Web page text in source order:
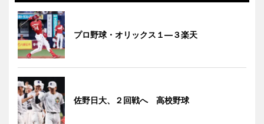
プロ野球・オリックス１―３楽天
佐野日大、２回戦へ 高校野球